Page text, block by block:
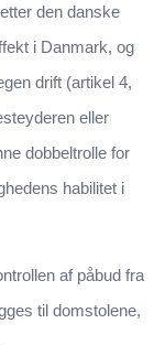
den danske
i Danmark, og
drift (artikel 4,
eller
dobbeltrolle for
habilitet i
af påbud fra
til domstolene,